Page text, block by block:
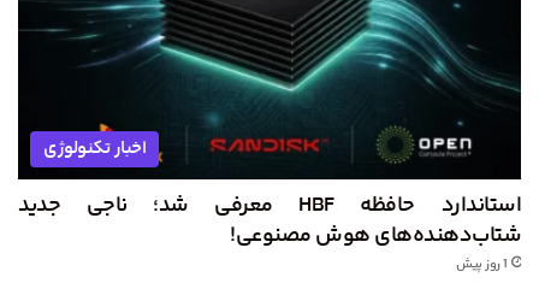
اخبار تکنولوژی
استاندارد حافظه HBF معرفی شد؛ ناجی جدید
شتاب‌دهنده‌های هوش مصنوعی!
1 روز پیش